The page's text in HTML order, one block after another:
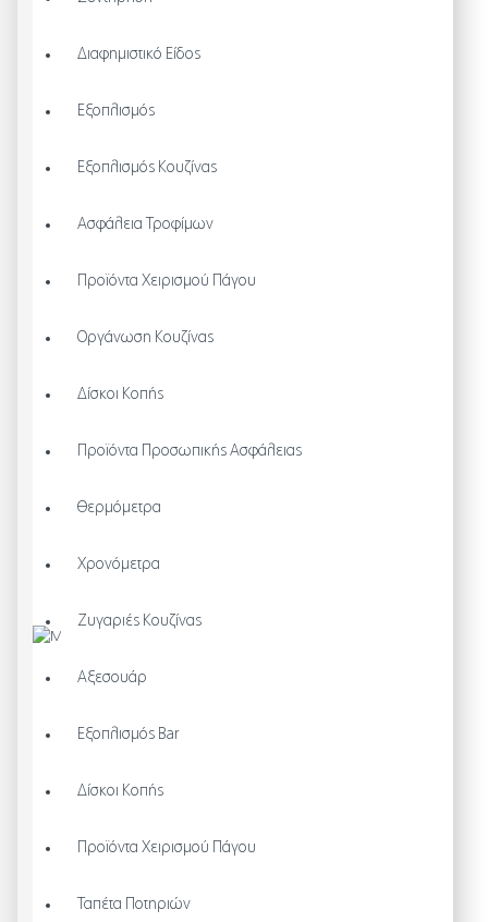
Διαφημιστικό Είδος
Εξοπλισμός
Εξοπλισμός Κουζίνας
Ασφάλεια Τροφίμων
Προϊόντα Χειρισμού Πάγου
Οργάνωση Κουζίνας
Δίσκοι Κοπής
Προϊόντα Προσωπικής Ασφάλειας
Θερμόμετρα
Χρονόμετρα
Ζυγαριές Κουζίνας
Αξεσουάρ
Εξοπλισμός Bar
Δίσκοι Κοπής
Προϊόντα Χειρισμού Πάγου
Ταπέτα Ποτηριών